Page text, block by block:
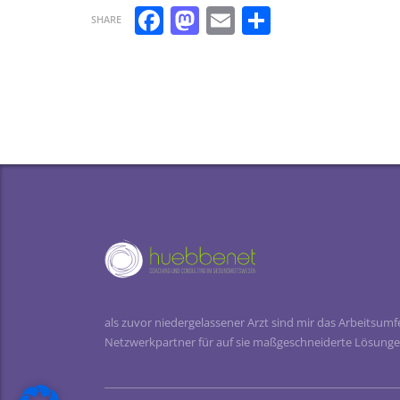
SHARE Facebook
Mastodon
Email
als zuvor niedergelassener Arzt sind mir das
Netzwerkpartner für auf sie maßgeschneiderte